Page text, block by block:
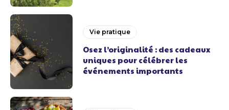
Vie pratique
Osez l’originalité : des cadeaux
uniques pour célébrer les
événements importants